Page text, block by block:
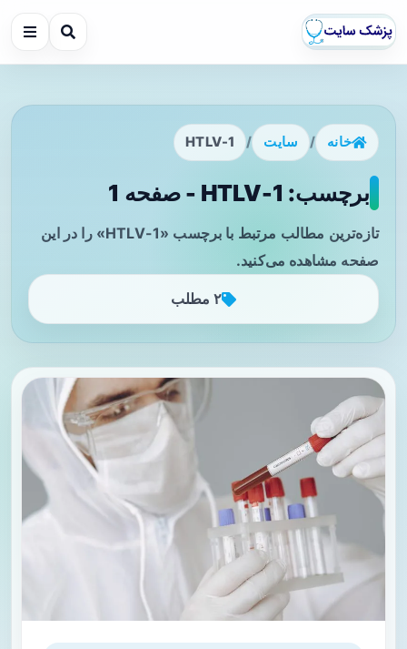
خانه / سایت /
HTLV-1
برچسب: HTLV-1 - صفحه 1
تازه‌ترین مطالب مرتبط با برچسب «HTLV-1» را در این
صفحه مشاهده می‌کنید.
۲ مطلب